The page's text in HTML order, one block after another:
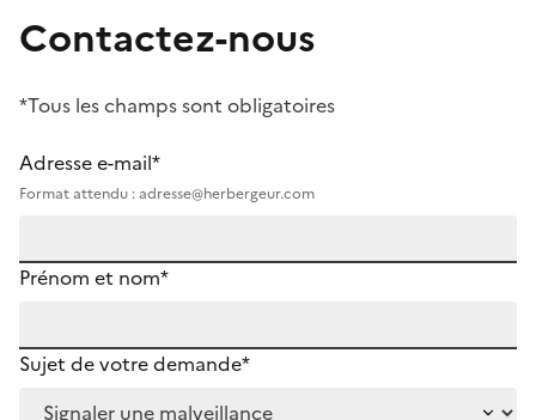
Contactez-nous
*Tous les champs sont obligatoires
Adresse e-mail*
Format attendu : adresse@herbergeur.com
Prénom et nom*
Sujet de votre demande*